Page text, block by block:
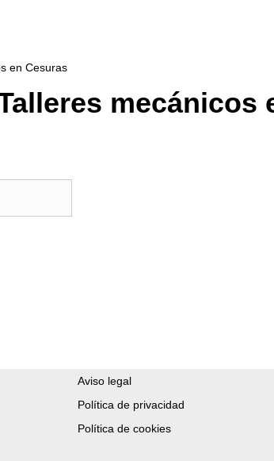
en Cesuras
mecánicos
Aviso legal
Política de privacidad
Política de cookies